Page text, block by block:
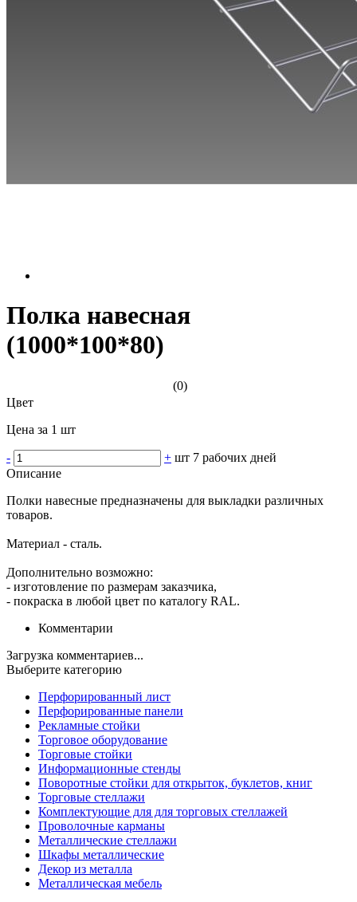
Полка навесная
(1000*100*80)
(0)
Цвет
Цена за 1 шт
- + шт 7 рабочих дней
Описание
Полки навесные предназначены для выкладки различных
товаров.
Материал - сталь.
Дополнительно возможно:
- изготовление по размерам заказчика,
- покраска в любой цвет по каталогу RAL.
Комментарии
Загрузка комментариев...
Выберите категорию
Перфорированный лист
Перфорированные панели
Рекламные стойки
Торговое оборудование
Торговые стойки
Информационные стенды
Поворотные стойки для открыток, буклетов, книг
Торговые стеллажи
Комплектующие для для торговых стеллажей
Проволочные карманы
Металлические стеллажи
Шкафы металлические
Декор из металла
Металлическая мебель